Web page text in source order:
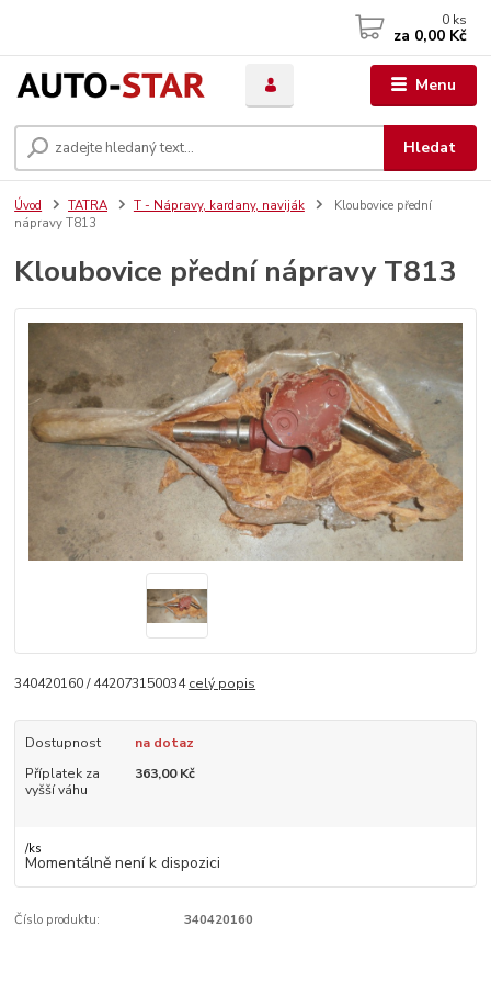
Menu
Hledat
0 ks
za 0,00 Kč
Úvod TATRA T - Nápravy, kardany, naviják
Kloubovice přední
nápravy T813
Kloubovice přední nápravy T813
340420160 / 442073150034celý popis
Dostupnost
na dotaz
Příplatek za
vyšší váhu
363,00 Kč
/ks
Momentálně není k dispozici
Číslo produktu: 340420160